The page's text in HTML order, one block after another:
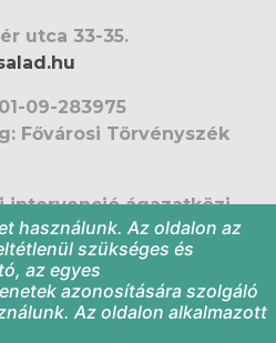
utca 33-35.
09-283975
Fővárosi Törvényszék
intervenció ágazatközi
2016-00001
használunk. Az oldalon az
szükséges és
az egyes
azonosítására szolgáló
Az oldalon alkalmazott